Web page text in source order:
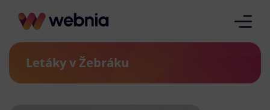
Letáky v Žebráku